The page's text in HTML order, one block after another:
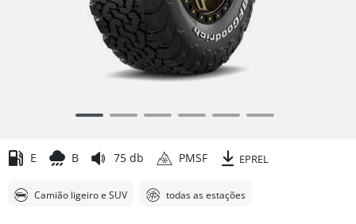
6E B 75 db PMSF EPREL
Camião ligeiro e SUV todas as estações